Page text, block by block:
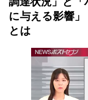
に与える影響
とは